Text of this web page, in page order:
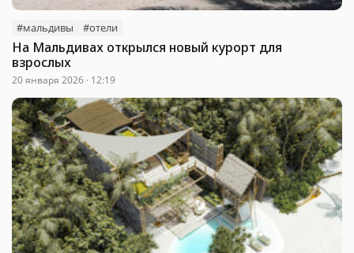
#мальдивы #отели
На Мальдивах открылся новый курорт для
взрослых
20 января 2026 · 12:19